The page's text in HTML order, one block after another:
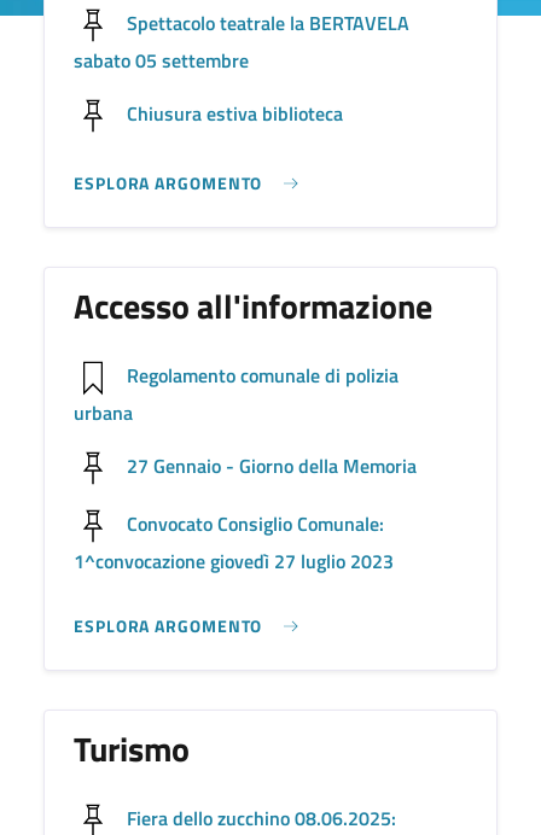
Spettacolo teatrale la BERTAVELA
sabato 05 settembre
Chiusura estiva biblioteca
ESPLORA ARGOMENTO
Accesso all'informazione
Regolamento comunale di polizia
urbana
27 Gennaio - Giorno della Memoria
Convocato Consiglio Comunale:
1^convocazione giovedì 27 luglio 2023
ESPLORA ARGOMENTO
Turismo
Fiera dello zucchino 08.06.2025: